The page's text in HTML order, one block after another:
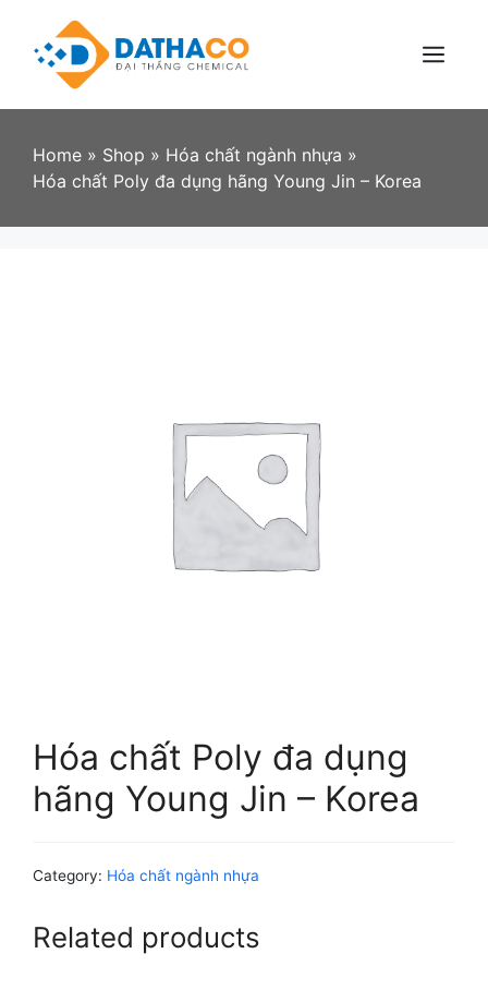
content
Menu
Home » Shop » Hóa chất ngành nhựa »
Hóa chất Poly đa dụng hãng Young Jin – Korea
Hóa chất Poly đa dụng
hãng Young Jin – Korea
Category: Hóa chất ngành nhựa
Related products